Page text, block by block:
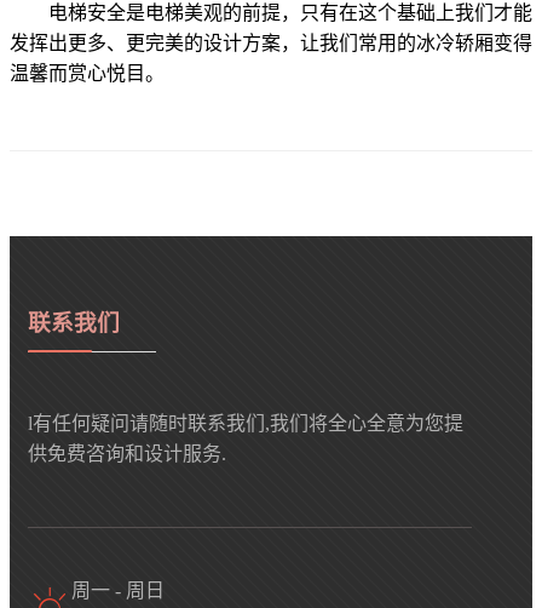
电梯安全是电梯美观的前提，只有在这个基础上我们才能
发挥出更多、更完美的设计方案，让我们常用的冰冷轿厢变得
温馨而赏心悦目。
联系我们
l有任何疑问请随时联系我们,我们将全心全意为您提
供免费咨询和设计服务.
周一 - 周日